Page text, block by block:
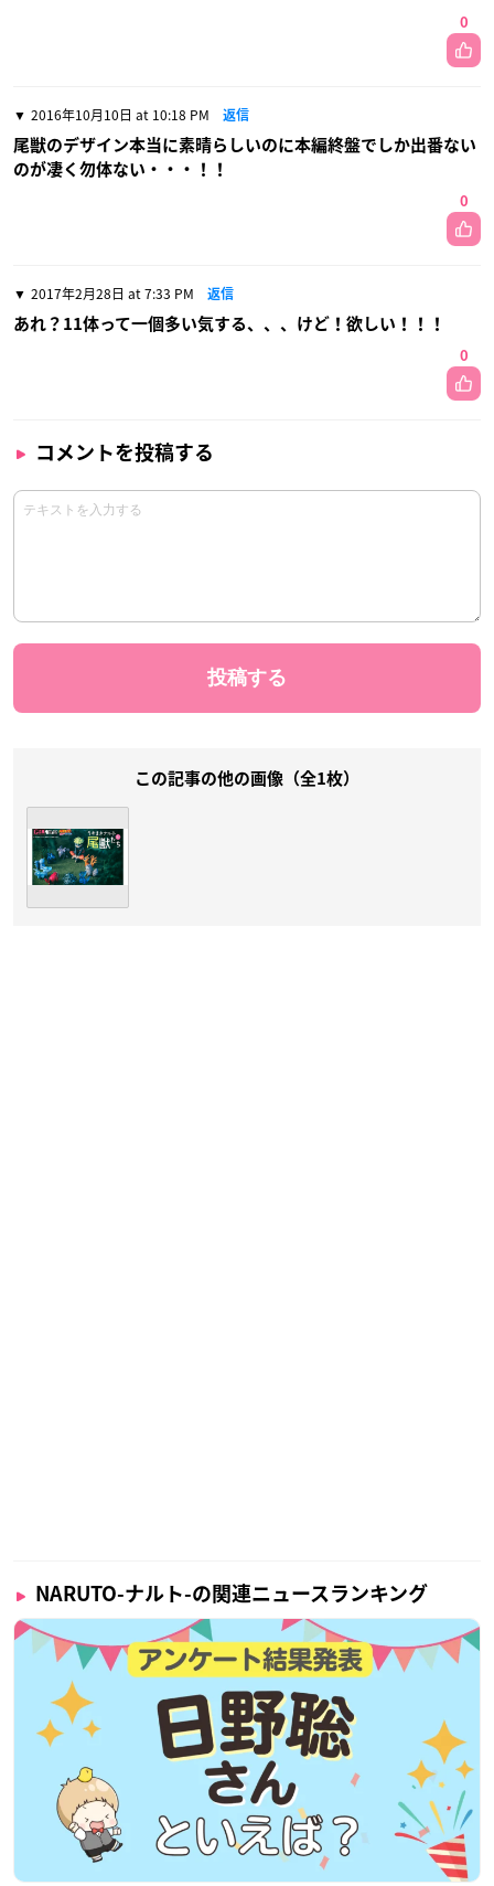
0
2016年10月10日 at 10:18 PM 返信
尾獣のデザイン本当に素晴らしいのに本編終盤でしか出番ない
のが凄く勿体ない・・・！！
0
2017年2月28日 at 7:33 PM 返信
あれ？11体って一個多い気する、、、けど！欲しい！！！
0
コメントを投稿する
この記事の他の画像（全1枚）
NARUTO-ナルト-の関連ニュースランキング